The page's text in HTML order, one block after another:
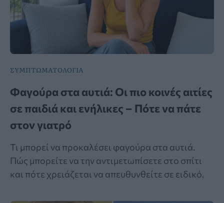
ΣΥΜΠΤΩΜΑΤΟΛΟΓΙΑ
Φαγούρα στα αυτιά: Οι πιο κοινές αιτίες
σε παιδιά και ενήλικες – Πότε να πάτε
στον γιατρό
Τι μπορεί να προκαλέσει φαγούρα στα αυτιά.
Πώς μπορείτε να την αντιμετωπίσετε στο σπίτι
και πότε χρειάζεται να απευθυνθείτε σε ειδικό.